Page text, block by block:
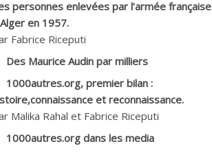
Kouider
Ahmed dit le Coiffeur
Mohamed
personnes enlevées par l’armée française
en 1957.
Fabrice Riceputi
Des Maurice Audin par milliers
1000autres.org, premier bilan :
et reconnaissance.
Malika Rahal et Fabrice Riceputi
1000autres.org dans les media